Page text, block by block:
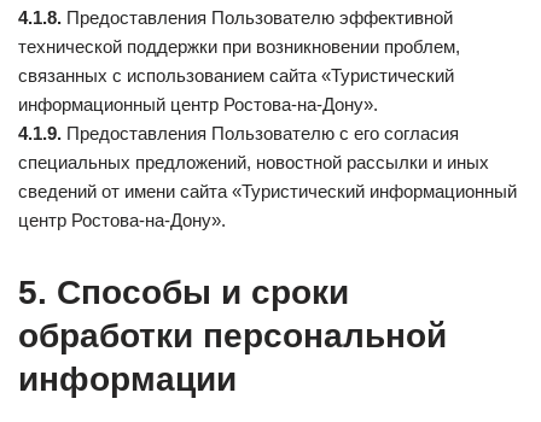
4.1.8. Предоставления Пользователю эффективной
технической поддержки при возникновении проблем,
связанных с использованием сайта «Туристический
информационный центр Ростова-на-Дону».
4.1.9. Предоставления Пользователю с его согласия
специальных предложений, новостной рассылки и иных
сведений от имени сайта «Туристический информационный
центр Ростова-на-Дону».
5. Способы и сроки
обработки персональной
информации